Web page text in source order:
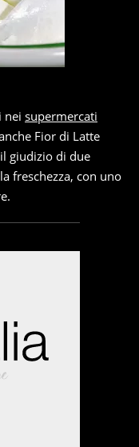
nei supermercati
Fior di Latte
giudizio di due
freschezza, con uno